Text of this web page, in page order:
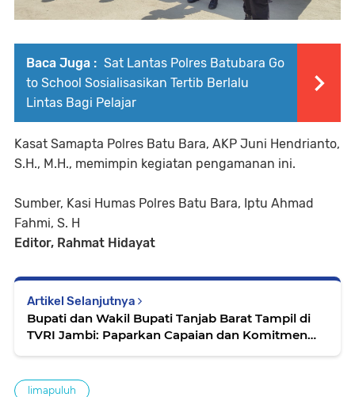
Baca Juga : Sat Lantas Polres Batubara Go
to School Sosialisasikan Tertib Berlalu
Lintas Bagi Pelajar
Kasat Samapta Polres Batu Bara, AKP Juni Hendrianto,
S.H., M.H., memimpin kegiatan pengamanan ini.
Sumber, Kasi Humas Polres Batu Bara, Iptu Ahmad
Fahmi, S. H
Editor, Rahmat Hidayat
Artikel Selanjutnya
Bupati dan Wakil Bupati Tanjab Barat Tampil di
TVRI Jambi: Paparkan Capaian dan Komitmen
limapuluh